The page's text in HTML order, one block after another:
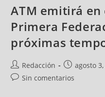
ATM emitirá
Primera
próximas
Redacción agosto
Sin comentarios